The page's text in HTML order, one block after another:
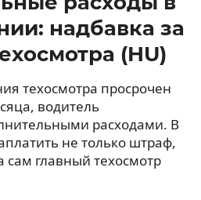
надбавка за
(HU)
техосмотра просрочен
водитель
расходами. В
не только штраф,
сам главный техосмотр